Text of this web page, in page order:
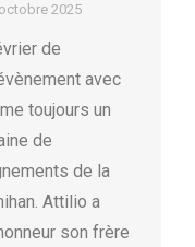
2025
de
avec
toujours un
de
de la
Attilio a
son frère